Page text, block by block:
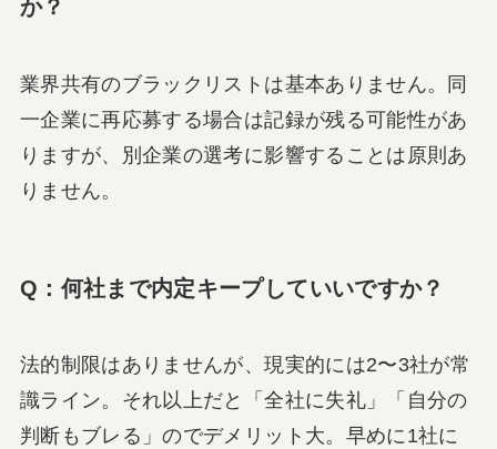
か？
業界共有のブラックリストは基本ありません。同
一企業に再応募する場合は記録が残る可能性があ
りますが、別企業の選考に影響することは原則あ
りません。
Q：何社まで内定キープしていいですか？
法的制限はありませんが、現実的には2〜3社が常
識ライン。それ以上だと「全社に失礼」「自分の
判断もブレる」のでデメリット大。早めに1社に